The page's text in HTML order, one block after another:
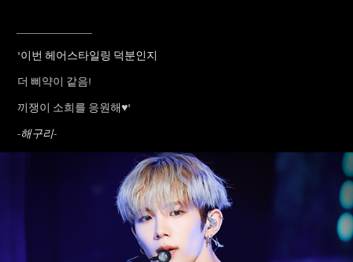
"이번 헤어스타일링 덕분인지
더 삐약이 같음!
끼쟁이 소희를 응원해♥"
-해구리-